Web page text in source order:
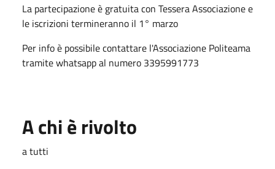
La partecipazione è gratuita con Tessera Associazione e
le iscrizioni termineranno il 1° marzo
Per info è possibile contattare l'Associazione Politeama
tramite whatsapp al numero 3395991773
A chi è rivolto
a tutti